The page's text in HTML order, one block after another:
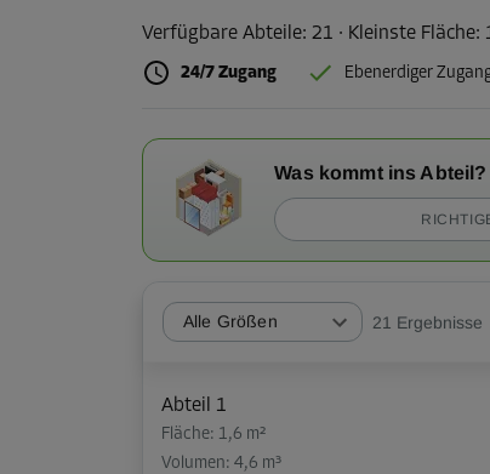
Verfügbare Abteile: 21 · Kleinste Fläche:
24/7 Zugang Ebenerdiger
Was kommt ins Abteil?
Alle Größen 21 Ergebnisse
Abteil 1
Fläche: 1,6 m²
Volumen: 4,6 m³